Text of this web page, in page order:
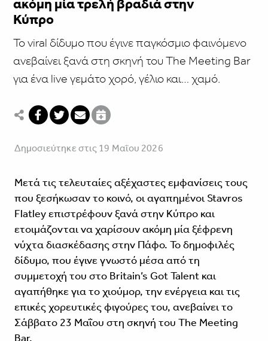
ακόμη μία τρελή βραδιά στην
Κύπρο
Το viral δίδυμο που έγινε παγκόσμιο φαινόμενο
ανεβαίνει ξανά στη σκηνή του The Meeting Bar
για ένα live γεμάτο χορό, γέλιο και… χαμό.
Δημοσιεύτηκε στις 19 Μαΐου 2026
Μετά τις τελευταίες αξέχαστες εμφανίσεις τους
που ξεσήκωσαν το κοινό, οι αγαπημένοι Stavros
Flatley επιστρέφουν ξανά στην Κύπρο και
ετοιμάζονται να χαρίσουν ακόμη μία ξέφρενη
νύχτα διασκέδασης στην Πάφο. Το δημοφιλές
δίδυμο, που έγινε γνωστό μέσα από τη
συμμετοχή του στο Britain’s Got Talent και
αγαπήθηκε για το χιούμορ, την ενέργεια και τις
επικές χορευτικές φιγούρες του, ανεβαίνει το
Σάββατο 23 Μαΐου στη σκηνή του The Meeting
Bar.